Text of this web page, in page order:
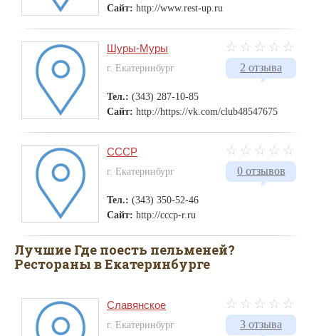
Сайт: http://www.rest-up.ru
2 отзыва
Шуры-Муры
г. Екатеринбург
Тел.: (343) 287-10-85
Сайт: http://https://vk.com/club48547675
0 отзывов
СССР
г. Екатеринбург
Тел.: (343) 350-52-46
Сайт: http://cccp-r.ru
Лучшие Где поесть пельменей?
Рестораны в Екатеринбурге
3 отзыва
Славянское
г. Екатеринбург